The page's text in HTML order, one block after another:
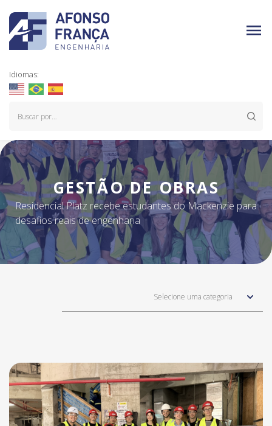
Idiomas:
GESTÃO DE OBRAS
Residencial Platz recebe estudantes do Mackenzie para
desafios reais de engenharia
Selecione uma categoria